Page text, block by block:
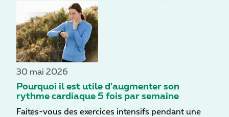
comme à long terme. Même par temps nuageux,
vous profitez d'une bonne dose de lumière
naturelle. En marchant, vous mettez aussi votre
corps en mouvement en douceur. Besoin d'autres
raisons de vous y mettre ? Découvrez ci-dessous
9 bienfaits de la marche matinale.
30 mai 2026
Pourquoi il est utile d'augmenter son
rythme cardiaque 5 fois par semaine
Faites-vous des exercices intensifs pendant une